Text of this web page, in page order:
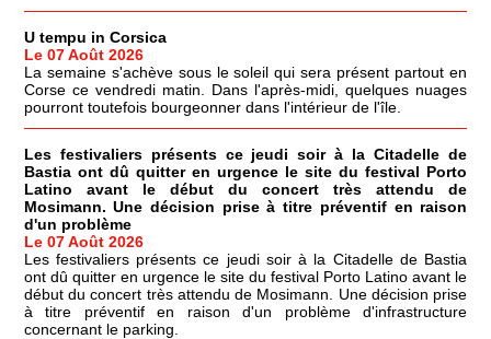
U tempu in Corsica
Le 07 Août 2026
La semaine s'achève sous le soleil qui sera présent partout en
Corse ce vendredi matin. Dans l'après-midi, quelques nuages
pourront toutefois bourgeonner dans l'intérieur de l'île.
Les festivaliers présents ce jeudi soir à la Citadelle de
Bastia ont dû quitter en urgence le site du festival Porto
Latino avant le début du concert très attendu de
Mosimann. Une décision prise à titre préventif en raison
d'un problème
Le 07 Août 2026
Les festivaliers présents ce jeudi soir à la Citadelle de Bastia
ont dû quitter en urgence le site du festival Porto Latino avant le
début du concert très attendu de Mosimann. Une décision prise
à titre préventif en raison d'un problème d'infrastructure
concernant le parking.